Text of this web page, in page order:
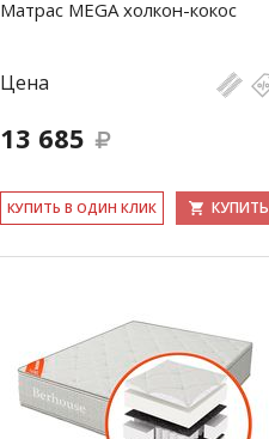
Матрас MEGA холкон-кокос
Цена
13 685
КУ­ПИТЬ В ОДИН КЛИК КУПИТЬ